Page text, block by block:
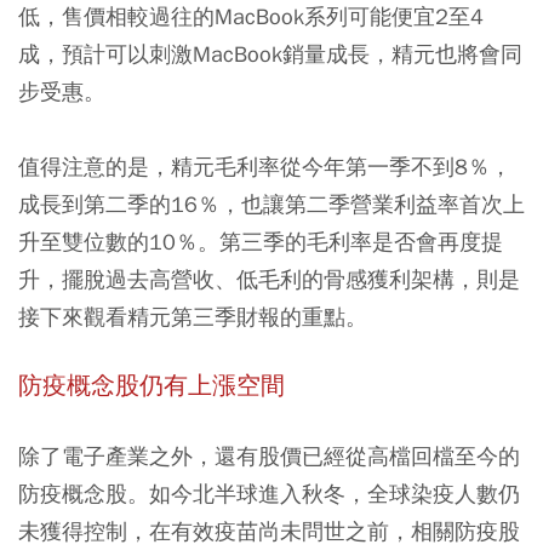
低，售價相較過往的MacBook系列可能便宜2至4
成，預計可以刺激MacBook銷量成長，精元也將會同
步受惠。
值得注意的是，精元毛利率從今年第一季不到8％，
成長到第二季的16％，也讓第二季營業利益率首次上
升至雙位數的10％。第三季的毛利率是否會再度提
升，擺脫過去高營收、低毛利的骨感獲利架構，則是
接下來觀看精元第三季財報的重點。
防疫概念股仍有上漲空間
除了電子產業之外，還有股價已經從高檔回檔至今的
防疫概念股。如今北半球進入秋冬，全球染疫人數仍
未獲得控制，在有效疫苗尚未問世之前，相關防疫股